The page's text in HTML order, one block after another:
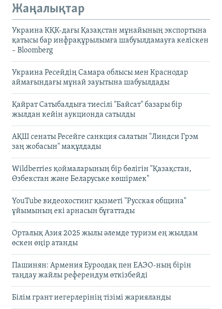
Жаңалықтар
Украина КҚК-дағы Қазақстан мұнайының экспортына
қатысы бар инфрақұрылымға шабуылдамауға келіскен
– Bloomberg
Украина Ресейдің Самара облысы мен Краснодар
аймағындағы мұнай зауытына шабуылдады
Қайрат Сатыбалдыға тиесілі "Байсат" базары бір
жылдан кейін аукционда сатылды
АҚШ сенаты Ресейге санкция салатын "Линдси Грэм
заң жобасын" мақұлдады
Wildberries қоймаларының бір бөлігін "Қазақстан,
Өзбекстан және Беларуське көшірмек"
YouTube видеохостинг қызметі "Русская община"
ұйымының екі арнасын бұғаттады
Орталық Азия 2025 жылы әлемде туризм ең жылдам
өскен өңір атанды
Пашинян: Армения Еуроодақ пен ЕАЭО-ның бірін
таңдау жайлы референдум өткізбейді
Білім грант иегерлерінің тізімі жарияланды